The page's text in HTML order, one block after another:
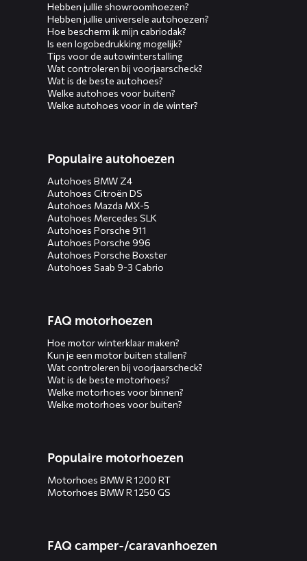
Hebben jullie showroomhoezen?
Hebben jullie universele autohoezen?
Hoe bescherm ik mijn cabriodak?
Is een logobedrukking mogelijk?
Tips voor de autowinterstalling
Wat controleren bij voorjaarscheck?
Wat is de beste autohoes?
Welke autohoes voor buiten?
Welke autohoes voor in de winter?
Populaire autohoezen
Autohoes BMW Z4
Autohoes Citroën DS
Autohoes Mazda MX-5
Autohoes Mercedes SLK
Autohoes Porsche 911
Autohoes Porsche 996
Autohoes Porsche Boxster
Autohoes Saab 9-3 Cabrio
FAQ motorhoezen
Hoe motor winterklaar maken?
Kun je een motor buiten stallen?
Wat controleren bij voorjaarscheck?
Wat is de beste motorhoes?
Welke motorhoes voor binnen?
Welke motorhoes voor buiten?
Populaire motorhoezen
Motorhoes BMW R 1200 RT
Motorhoes BMW R 1250 GS
FAQ camper-/caravanhoezen